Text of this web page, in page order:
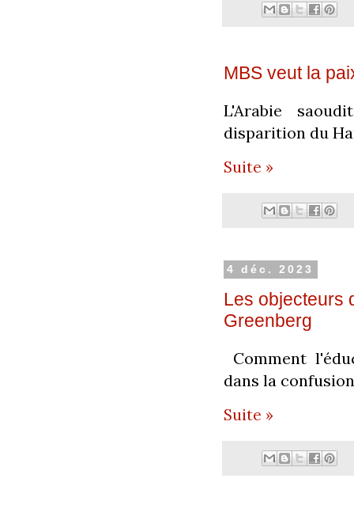
MBS veut la
L'Arabie
disparition du
Suite »
4 déc. 2023
Les objecteurs
Greenberg
Comment
dans la
Suite »